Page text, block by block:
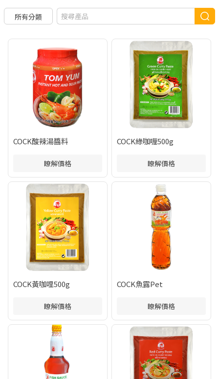
所有分類
COCK酸辣湯醬料
瞭解價格
COCK綠咖喱500g
瞭解價格
COCK黃咖哩500g
瞭解價格
COCK魚露Pet
瞭解價格